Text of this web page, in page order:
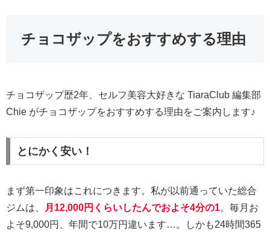
チョコザップをおすすめする理由
チョコザップ歴2年、セルフ美容大好きな TiaraClub 編集部
Chie がチョコザップをおすすめする理由をご案内します♪
とにかく安い！
まず第一印象はこれにつきます。私が以前通っていた総合
ジムは、
月12,000円くらいしたんでおよそ4分の1。毎月お
よそ9,000円、年間で10万円違います…。しかも24時間365